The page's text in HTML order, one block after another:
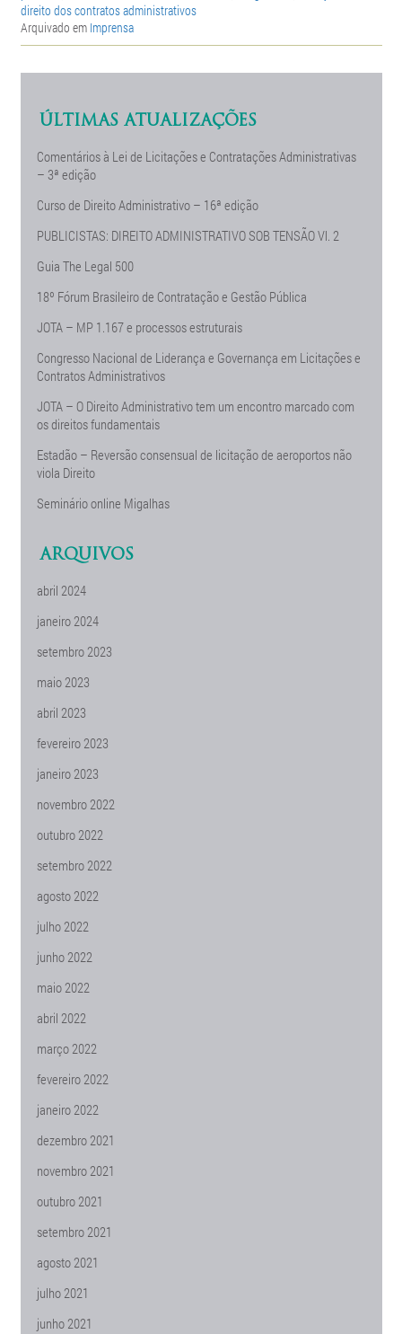
direito dos contratos administrativos
Arquivado em Imprensa
ÚLTIMAS ATUALIZAÇÕES
Comentários à Lei de Licitações e Contratações Administrativas
– 3ª edição
Curso de Direito Administrativo – 16ª edição
PUBLICISTAS: DIREITO ADMINISTRATIVO SOB TENSÃO Vl. 2
Guia The Legal 500
18º Fórum Brasileiro de Contratação e Gestão Pública
JOTA – MP 1.167 e processos estruturais
Congresso Nacional de Liderança e Governança em Licitações e
Contratos Administrativos
JOTA – O Direito Administrativo tem um encontro marcado com
os direitos fundamentais
Estadão – Reversão consensual de licitação de aeroportos não
viola Direito
Seminário online Migalhas
ARQUIVOS
abril 2024
janeiro 2024
setembro 2023
maio 2023
abril 2023
fevereiro 2023
janeiro 2023
novembro 2022
outubro 2022
setembro 2022
agosto 2022
julho 2022
junho 2022
maio 2022
abril 2022
março 2022
fevereiro 2022
janeiro 2022
dezembro 2021
novembro 2021
outubro 2021
setembro 2021
agosto 2021
julho 2021
junho 2021